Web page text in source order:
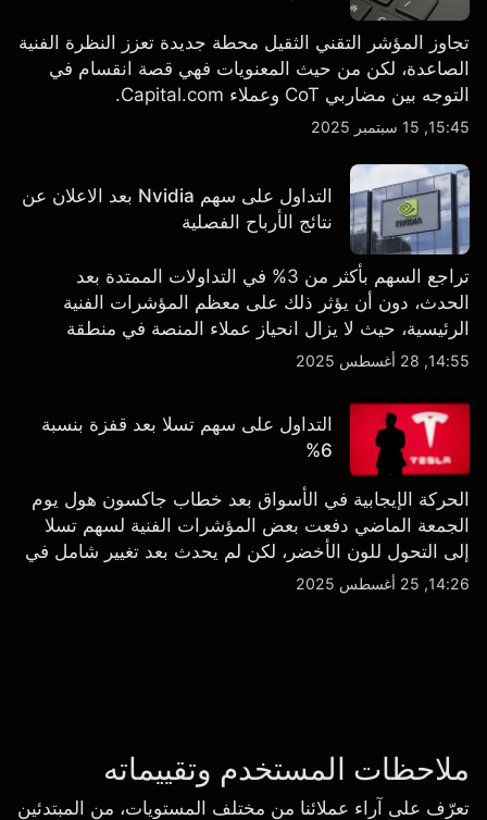
تجاوز المؤشر التقني الثقيل محطة جديدة تعزز النظرة الفنية
الصاعدة، لكن من حيث المعنويات فهي قصة انقسام في
التوجه بين مضاربي CoT وعملاء Capital.com.
15:45, 15 سبتمبر 2025
التداول على سهم Nvidia بعد الاعلان عن
نتائج الأرباح الفصلية
تراجع السهم بأكثر من 3% في التداولات الممتدة بعد
الحدث، دون أن يؤثر ذلك على معظم المؤشرات الفنية
الرئيسية، حيث لا يزال انحياز عملاء المنصة في منطقة
الشراء المفرط.
14:55, 28 أغسطس 2025
التداول على سهم تسلا بعد قفزة بنسبة
6%
الحركة الإيجابية في الأسواق بعد خطاب جاكسون هول يوم
الجمعة الماضي دفعت بعض المؤشرات الفنية لسهم تسلا
إلى التحول للون الأخضر، لكن لم يحدث بعد تغيير شامل في
النظرة الفنية سواء على الإطار اليومي أو الأسبوعي.
14:26, 25 أغسطس 2025
ملاحظات المستخدم وتقييماته
تعرّف على آراء عملائنا من مختلف المستويات، من المبتدئين